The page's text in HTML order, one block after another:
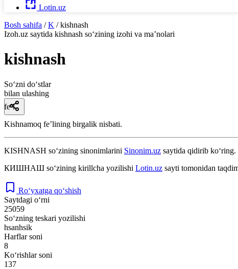
Lotin.uz
Bosh sahifa / K / kishnash
Izoh.uz saytida kishnash so‘zining izohi va ma’nolari
kishnash
So‘zni do‘stlar
bilan ulashing
fe’l
Kishnamoq feʼlining birgalik nisbati.
KISHNASH so‘zining sinonimlarini Sinonim.uz saytida qidirib ko‘ring.
КИШНАШ so‘zining kirillcha yozilishi Lotin.uz sayti tomonidan
Ro‘yxatga qo‘shish
Saytdagi o‘rni
25059
So‘zning teskari yozilishi
hsanhsik
Harflar soni
8
Ko‘rishlar soni
137